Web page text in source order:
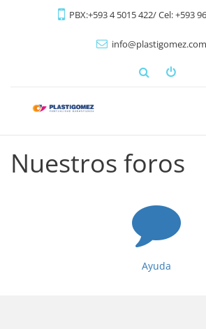
PBX:+593 4 5015 422/ Cel: +593
info@plastigomez.com
Nuestros foros
Ayuda